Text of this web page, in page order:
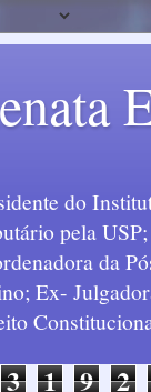
do
pela
da
Ex-
3 1 9 2